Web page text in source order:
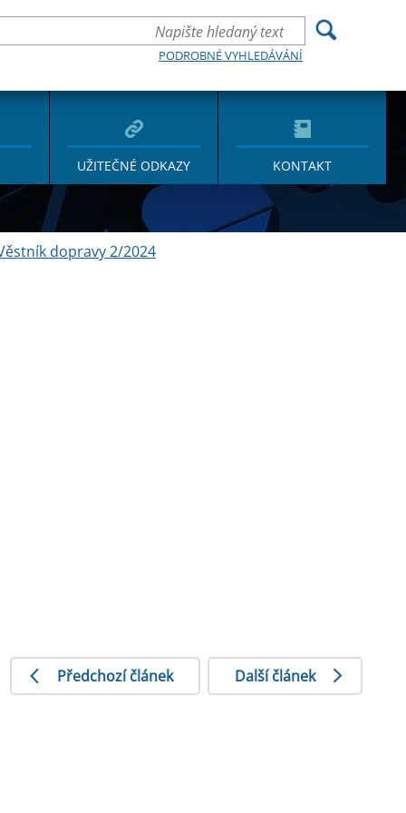
PODROBNÉ VYHLEDÁVÁNÍ
UŽITEČNÉ ODKAZY KONTAKT
dopravy 2/2024
Předchozí článek Další článek